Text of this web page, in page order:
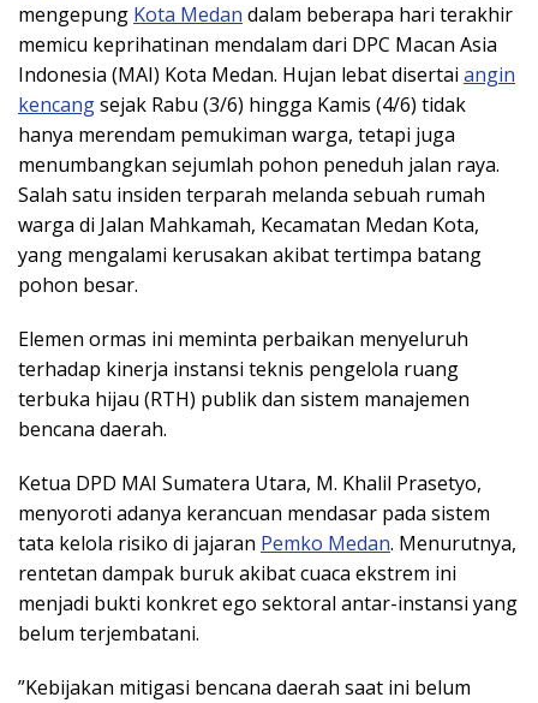
mengepung Kota Medan dalam beberapa hari terakhir
memicu keprihatinan mendalam dari DPC Macan Asia
Indonesia (MAI) Kota Medan. Hujan lebat disertai angin
kencangsejak Rabu (3/6) hingga Kamis (4/6) tidak
hanya merendam pemukiman warga, tetapi juga
menumbangkan sejumlah pohon peneduh jalan raya.
Salah satu insiden terparah melanda sebuah rumah
warga di Jalan Mahkamah, Kecamatan Medan Kota,
yang mengalami kerusakan akibat tertimpa batang
pohon besar.
Elemen ormas ini meminta perbaikan menyeluruh
terhadap kinerja instansi teknis pengelola ruang
terbuka hijau (RTH) publik dan sistem manajemen
bencana daerah.
​Ketua DPD MAI Sumatera Utara, M. Khalil Prasetyo,
menyoroti adanya kerancuan mendasar pada sistem
tata kelola risiko di jajaran Pemko Medan. Menurutnya,
rentetan dampak buruk akibat cuaca ekstrem ini
menjadi bukti konkret ego sektoral antar-instansi yang
belum terjembatani.
​”Kebijakan mitigasi bencana daerah saat ini belum